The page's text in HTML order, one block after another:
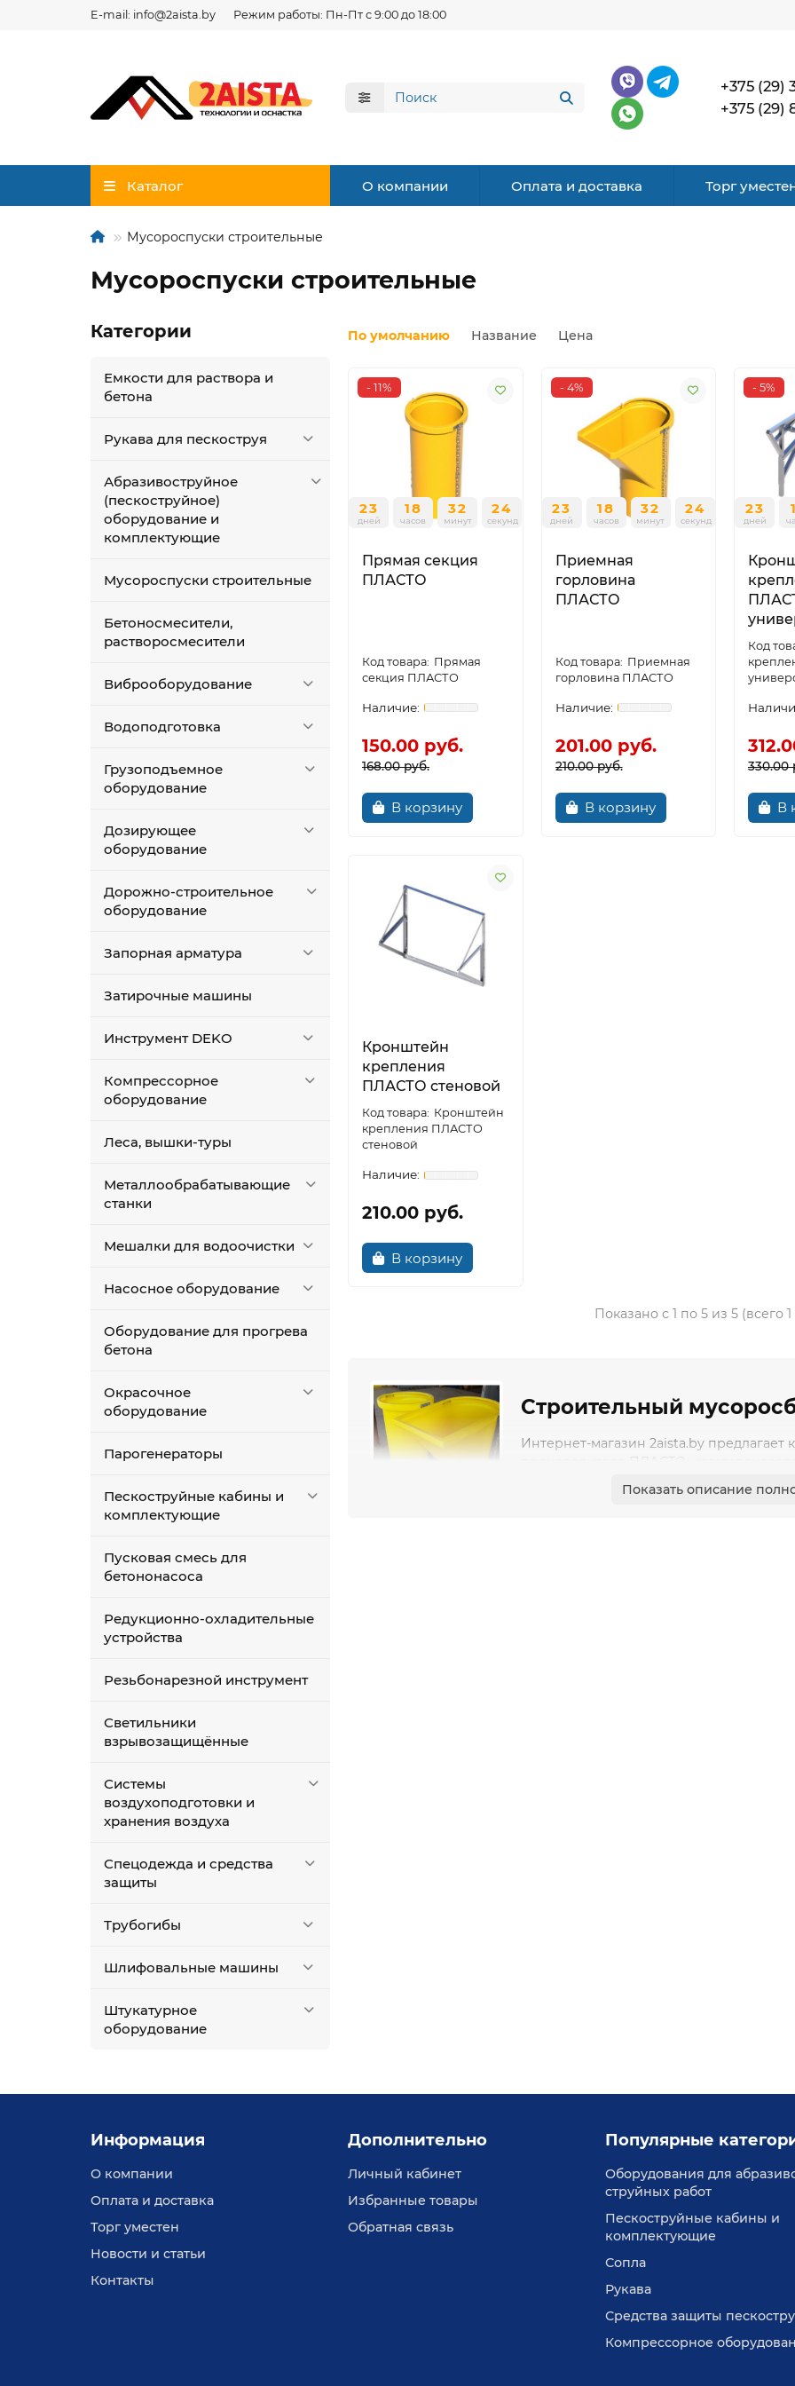
E-mail: info@2aista.by Режим работы: Пн-Пт с 9:00 до 18:00
+375 (29)
+375 (29)
Каталог О компании Оплата и доставка Торг
Мусороспуски строительные
Мусороспуски строительные
Категории
Емкости для раствора и
бетона
Рукава для пескоструя
Абразивоструйное
(пескоструйное)
оборудование и
комплектующие
Мусороспуски строительные
Бетоносмесители,
растворосмесители
Виброоборудование
Водоподготовка
Грузоподъемное
оборудование
Дозирующее
оборудование
Дорожно-строительное
оборудование
Запорная арматура
Затирочные машины
Инструмент DEKO
Компрессорное
оборудование
Леса, вышки-туры
Металлообрабатывающие
станки
Мешалки для водоочистки
Насосное оборудование
Оборудование для прогрева
бетона
Окрасочное
оборудование
Парогенераторы
Пескоструйные кабины и
комплектующие
Пусковая смесь для
бетононасоса
Редукционно-охладительные
устройства
Резьбонарезной инструмент
Светильники
взрывозащищённые
Системы
воздухоподготовки и
хранения воздуха
Спецодежда и средства
защиты
Трубогибы
Шлифовальные машины
Штукатурное
оборудование
По умолчанию Название Цена
- 11%
23
дней
18
часов
32
минут
24
секунд
Прямая секция
ПЛАСТО
Прямая
секция ПЛАСТО
150.00 руб.
168.00 руб.
В корзину
- 4%
23
дней
18
часов
32
минут
24
секунд
Приемная
горловина
ПЛАСТО
Приемная
горловина ПЛАСТО
201.00 руб.
210.00 руб.
В корзину
- 5%
23
дней
330.00
В
Кронштейн
крепления
ПЛАСТО стеновой
Кронштейн
крепления ПЛАСТО
стеновой
210.00 руб.
В корзину
Показано с 1 по 5 из 5 (всего
Строительный
Интернет-магазин 2aista.by
есть сертификаты соответствия и
Показать описание
Информация
О компании
Оплата и доставка
Торг уместен
Новости и статьи
Контакты
Дополнительно
Личный кабинет
Избранные товары
Обратная связь
Популярные
Оборудования для
струйных работ
Пескоструйные кабины и
комплектующие
Сопла
Рукава
Средства защиты
Компрессорное